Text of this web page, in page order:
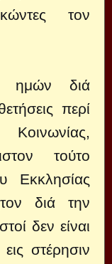
τον
ημών διά
περί
τούτο
Εκκλησίας
διά την
δεν είναι
στέρησιν